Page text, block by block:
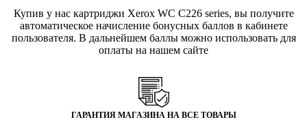
Купив у нас картриджи Xerox WC C226 series, вы получите
автоматическое начисление бонусных баллов в кабинете
пользователя. В дальнейшем баллы можно использовать для
оплаты на нашем сайте
ГАРАНТИЯ МАГАЗИНА НА ВСЕ ТОВАРЫ